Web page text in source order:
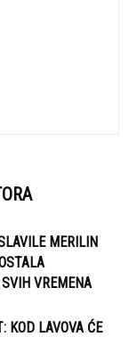
MERILIN
VREMENA
KOD LAVOVA ĆE